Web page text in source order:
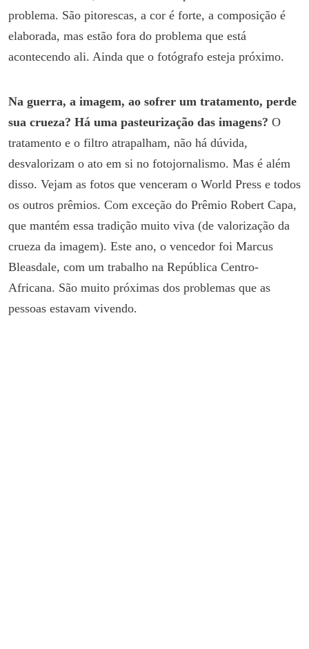
problema. São pitorescas, a cor é forte, a composição é
elaborada, mas estão fora do problema que está
acontecendo ali. Ainda que o fotógrafo esteja próximo.
Na guerra, a imagem, ao sofrer um tratamento, perde
sua crueza? Há uma pasteurização das imagens? O
tratamento e o filtro atrapalham, não há dúvida,
desvalorizam o ato em si no fotojornalismo. Mas é além
disso. Vejam as fotos que venceram o World Press e todos
os outros prêmios. Com exceção do Prêmio Robert Capa,
que mantém essa tradição muito viva (de valorização da
crueza da imagem). Este ano, o vencedor foi Marcus
Bleasdale, com um trabalho na República Centro-
Africana. São muito próximas dos problemas que as
pessoas estavam vivendo.